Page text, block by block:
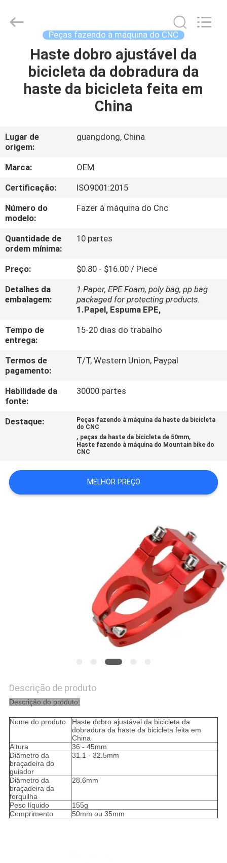
PARA
CASA
SOBRE
NÓS
VISITA
À
FÁBRICA
CONTROLE
DE
QUALIDADE
NOS
NOTÍCIAS
SOLICITE
UM
ORÇAMENTO
MAPA
DO
Tuofa
Technology
Peças fazendo à máquina do CNC
Haste dobro ajustável da
bicicleta da dobradura da
haste da bicicleta feita em
China
Lugar de
origem:
guangdong, China
Marca:
OEM
Certificação:
ISO9001:2015
Número do
modelo:
Fazer à máquina do Cnc
Quantidade de
ordem mínima:
10 partes
Preço:
$0.80 - $16.00 / Piece
Detalhes da
embalagem:
1.Paper, EPE Foam, poly bag, pp bag
packaged for protecting products.
1.Papel, Espuma EPE,
Tempo de
entrega:
15-20 dias do trabalho
Termos de
pagamento:
T/T, Western Union, Paypal
Habilidade da
fonte:
30000 partes
Destaque:
Peças fazendo à máquina da haste da bicicleta
do CNC
, peças da haste da bicicleta de 50mm,
Haste fazendo à máquina do Mountain bike do
CNC
MELHOR PREÇO
Descrição de produto
Descrição do produto:
Nome do produto
Haste dobro ajustável da bicicleta da
dobradura da haste da bicicleta feita em
China
Altura
36 - 45mm
Diâmetro da
braçadeira do
guiador
31.1 - 32.5mm
Diâmetro da
braçadeira da
forquilha
28.6mm
Peso líquido
155g
Comprimento
50mm ou 35mm